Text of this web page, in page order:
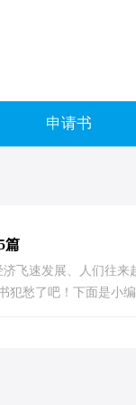
申请书
篇
飞速发展、人们往
犯愁了吧！下面是小